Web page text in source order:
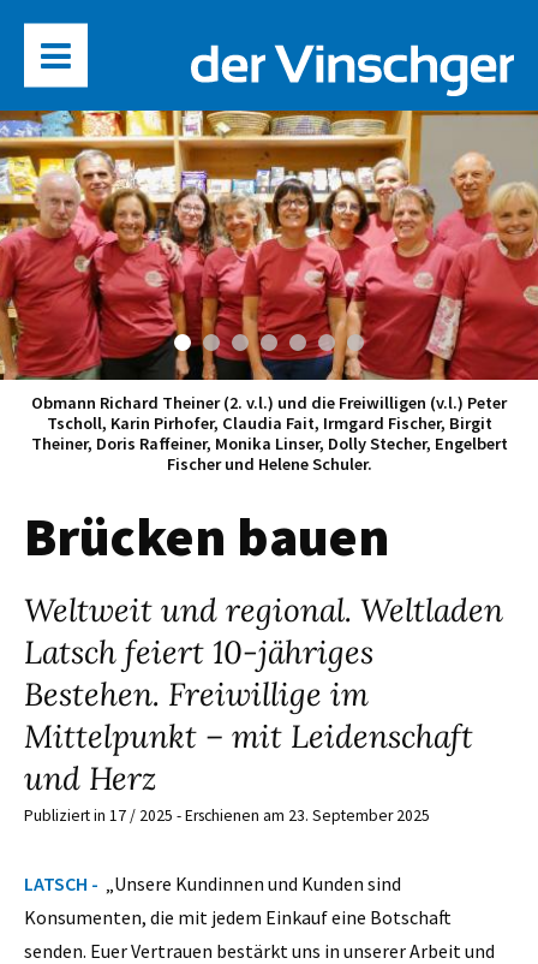
Obmann Richard Theiner (2. v.l.) und die Freiwilligen (v.l.) Peter
Tscholl, Karin Pirhofer, Claudia Fait, Irmgard Fischer, Birgit
Theiner, Doris Raffeiner, Monika Linser, Dolly Stecher, Engelbert
Fischer und Helene Schuler.
Brücken bauen
Weltweit und regional. Weltladen
Latsch feiert 10-jähriges
Bestehen. Freiwillige im
Mittelpunkt – mit Leidenschaft
und Herz
Publiziert in 17 / 2025 - Erschienen am 23. September 2025
LATSCH -
„Unsere Kundinnen und Kunden sind
Konsumenten, die mit jedem Einkauf eine Botschaft
senden. Euer Vertrauen bestärkt uns in unserer Arbeit und